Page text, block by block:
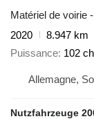
Matériel de voirie
2020
8.947 km
Puissance 102
Allemagne,
Nutzfahrzeuge